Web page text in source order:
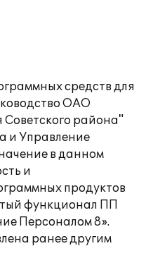
средств для
ОАО
района"
и Управление
в данном
и
продуктов
функционал ПП
Персоналом 8».
ранее другим